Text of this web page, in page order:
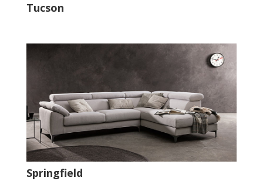
Tucson
Springfield